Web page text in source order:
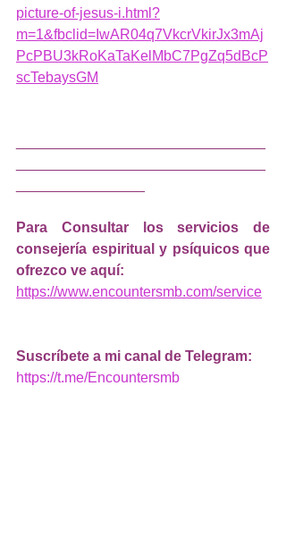
picture-of-jesus-i.html?
m=1&fbclid=IwAR04q7VkcrVkirJx3mAj
PcPBU3kRoKaTaKelMbC7PgZq5dBcP
scTebaysGM
Para Consultar los servicios de
consejería espiritual y psíquicos que
ofrezco ve aquí:
https://www.encountersmb.com/service
Suscríbete a mi canal de Telegram:
https://t.me/Encountersmb